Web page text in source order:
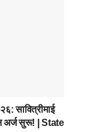
सावित्रीमाई
अर्ज सुरू! | State